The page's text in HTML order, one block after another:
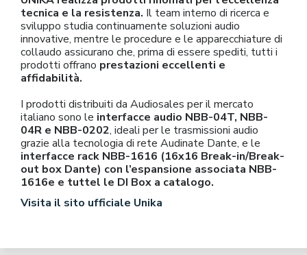
tecnica e la resistenza. Il team interno di ricerca e
sviluppo studia continuamente soluzioni audio
innovative, mentre le procedure e le apparecchiature di
collaudo assicurano che, prima di essere spediti, tutti i
prodotti offrano prestazioni eccellenti e
affidabilità.
I prodotti distribuiti da Audiosales per il mercato
italiano sono le interfacce audio NBB-04T, NBB-
04R e NBB-0202, ideali per le trasmissioni audio
grazie alla tecnologia di rete Audinate Dante, e le
interfacce rack NBB-1616 (16x16 Break-in/Break-
out box Dante) con l’espansione associata NBB-
1616e e tuttel le DI Box a catalogo.
Visita il sito ufficiale Unika